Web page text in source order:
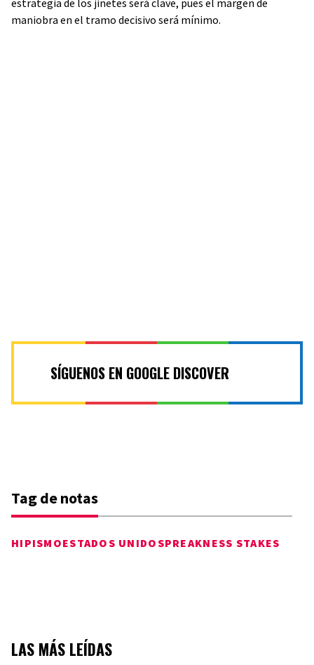
estrategia de los jinetes será clave, pues el margen de
maniobra en el tramo decisivo será mínimo.
SÍGUENOS EN GOOGLE DISCOVER
Tag de notas
HIPISMOESTADOS UNIDOSPREAKNESS STAKES
LAS MÁS LEÍDAS